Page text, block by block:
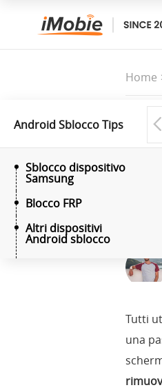
Home
Al
Tutti
una
Android Sblocco Tips
Sblocco dispositivo
Samsung
Blocco FRP
Altri dispositivi
Android sblocco